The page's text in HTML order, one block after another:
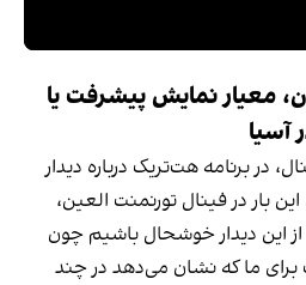
معیار نمایش پیشرفت یا
آسیا
در برنامه هت‌تریک درباره دیدار
این بار در فینال تورنمنت العین،
این دیدار خوشحال باشیم چون
ما که نشان می‌دهد در چند